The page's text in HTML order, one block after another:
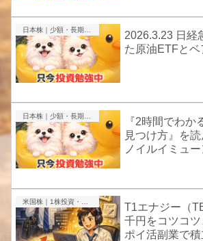
日本株｜少額・長期投資
2026.3.23 日経
た原油ETFとベ
『2時間でわか
見つけ方』を
ノイルイミュ
T1エナジー（
千円をコツコ
ポイ活副業で積